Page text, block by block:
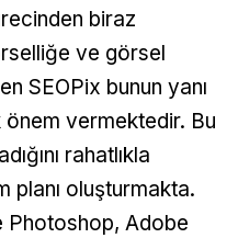
biraz
ve görsel
SEOPix bunun yanı
vermektedir. Bu
rahatlıkla
planı oluşturmakta.
Photoshop, Adobe